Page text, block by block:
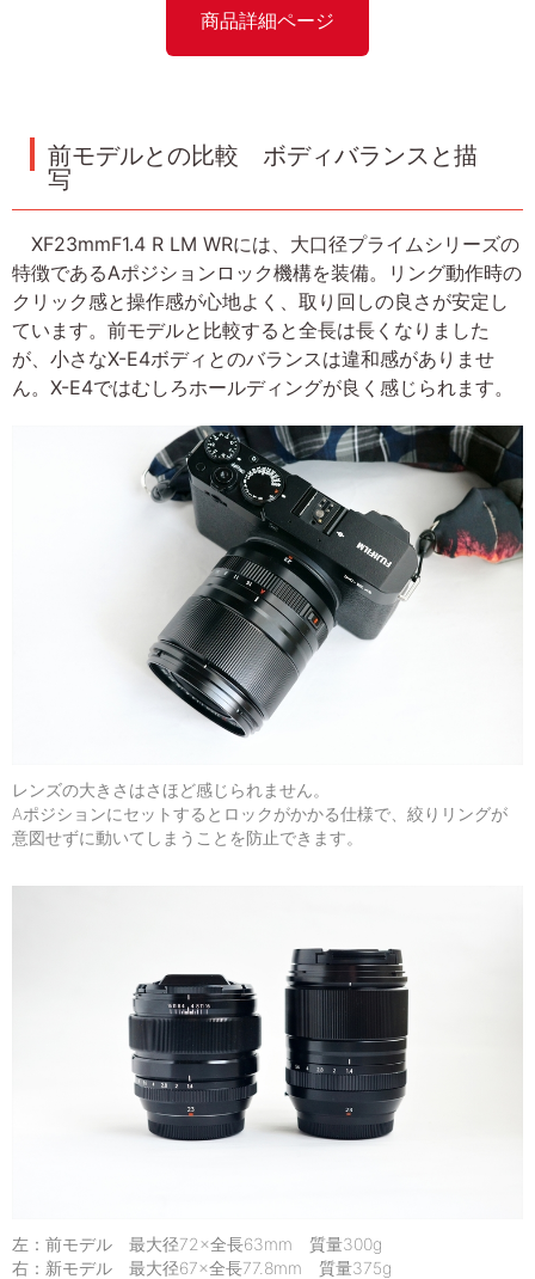
商品詳細ページ
前モデルとの比較 ボディバランスと描
写
XF23mmF1.4 R LM WRには、大口径プライムシリーズの
特徴であるAポジションロック機構を装備。リング動作時の
クリック感と操作感が心地よく、取り回しの良さが安定し
ています。前モデルと比較すると全長は長くなりました
が、小さなX-E4ボディとのバランスは違和感がありませ
ん。X-E4ではむしろホールディングが良く感じられます。
レンズの大きさはさほど感じられません。
Aポジションにセットするとロックがかかる仕様で、絞りリングが
意図せずに動いてしまうことを防止できます。
左：前モデル 最大径72×全長63mm 質量300g
右：新モデル 最大径67×全長77.8mm 質量375g